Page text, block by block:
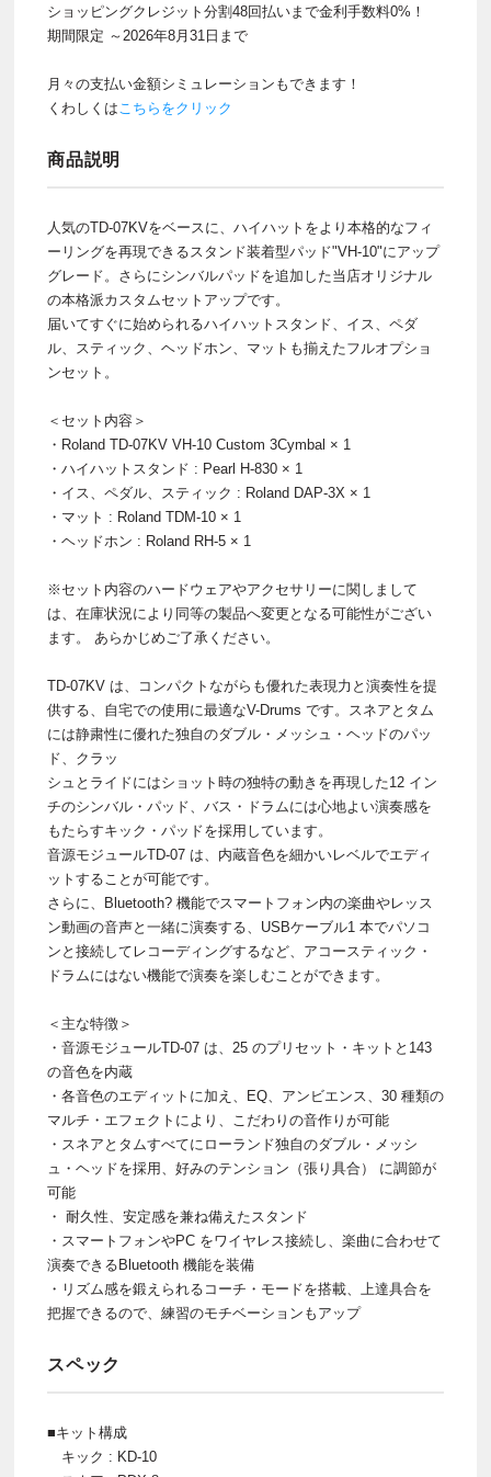
ショッピングクレジット分割48回払いまで金利手数料0%！
期間限定 ～2026年8月31日まで
月々の支払い金額シミュレーションもできます！
くわしくはこちらをクリック
商品説明
人気のTD-07KVをベースに、ハイハットをより本格的なフィ
ーリングを再現できるスタンド装着型パッド"VH-10"にアップ
グレード。さらにシンバルパッドを追加した当店オリジナル
の本格派カスタムセットアップです。
届いてすぐに始められるハイハットスタンド、イス、ペダ
ル、スティック、ヘッドホン、マットも揃えたフルオプショ
ンセット。
＜セット内容＞
・Roland TD-07KV VH-10 Custom 3Cymbal × 1
・ハイハットスタンド : Pearl H-830 × 1
・イス、ペダル、スティック : Roland DAP-3X × 1
・マット : Roland TDM-10 × 1
・ヘッドホン : Roland RH-5 × 1
※セット内容のハードウェアやアクセサリーに関しまして
は、在庫状況により同等の製品へ変更となる可能性がござい
ます。 あらかじめご了承ください。
TD-07KV は、コンパクトながらも優れた表現力と演奏性を提
供する、自宅での使用に最適なV-Drums です。スネアとタム
には静粛性に優れた独自のダブル・メッシュ・ヘッドのパッ
ド、クラッ
シュとライドにはショット時の独特の動きを再現した12 イン
チのシンバル・パッド、バス・ドラムには心地よい演奏感を
もたらすキック・パッドを採用しています。
音源モジュールTD-07 は、内蔵音色を細かいレベルでエディ
ットすることが可能です。
さらに、Bluetooth? 機能でスマートフォン内の楽曲やレッス
ン動画の音声と一緒に演奏する、USBケーブル1 本でパソコ
ンと接続してレコーディングするなど、アコースティック・
ドラムにはない機能で演奏を楽しむことができます。
＜主な特徴＞
・音源モジュールTD-07 は、25 のプリセット・キットと143
の音色を内蔵
・各音色のエディットに加え、EQ、アンビエンス、30 種類の
マルチ・エフェクトにより、こだわりの音作りが可能
・スネアとタムすべてにローランド独自のダブル・メッシ
ュ・ヘッドを採用、好みのテンション（張り具合） に調節が
可能
・ 耐久性、安定感を兼ね備えたスタンド
・スマートフォンやPC をワイヤレス接続し、楽曲に合わせて
演奏できるBluetooth 機能を装備
・リズム感を鍛えられるコーチ・モードを搭載、上達具合を
把握できるので、練習のモチベーションもアップ
スペック
■キット構成
キック : KD-10